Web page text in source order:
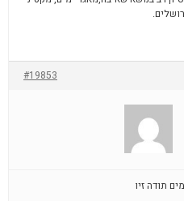
#19853
תודה זיו